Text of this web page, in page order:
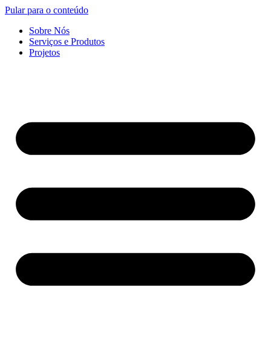
Pular para o conteúdo
Sobre Nós
Serviços e Produtos
Projetos